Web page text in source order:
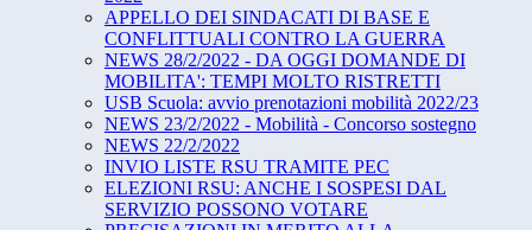
APPELLO DEI SINDACATI DI BASE E
CONFLITTUALI CONTRO LA GUERRA
NEWS 28/2/2022 - DA OGGI DOMANDE DI
MOBILITA': TEMPI MOLTO RISTRETTI
USB Scuola: avvio prenotazioni mobilità 2022/23
NEWS 23/2/2022 - Mobilità - Concorso sostegno
NEWS 22/2/2022
INVIO LISTE RSU TRAMITE PEC
ELEZIONI RSU: ANCHE I SOSPESI DAL
SERVIZIO POSSONO VOTARE